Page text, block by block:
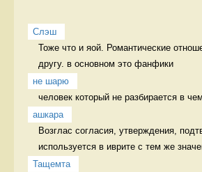
Слэш
Тоже что и яой. Романтические
другу. в основном это фанфики
не шарю
ашкара
Возглас согласия, утверждения,
используется в иврите с тем же
Тащемта